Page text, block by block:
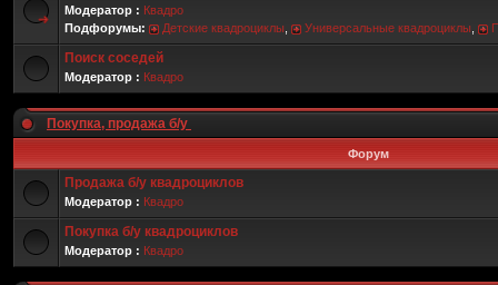
Модератор : Квадро
Подфорумы:
Детские квадроциклы Универсальные квадроциклы
Поиск соседей
Модератор : Квадро
Покупка, продажа б/у
Форум
Продажа б/у квадроциклов
Модератор : Квадро
Покупка б/у квадроциклов
Модератор : Квадро